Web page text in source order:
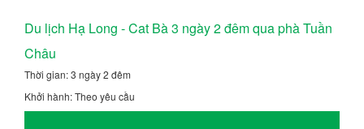
Du lịch Hạ Long - Cat Bà 3 ngày 2 đêm qua phà Tuần
Châu
Thời gian: 3 ngày 2 đêm
Khởi hành: Theo yêu cầu